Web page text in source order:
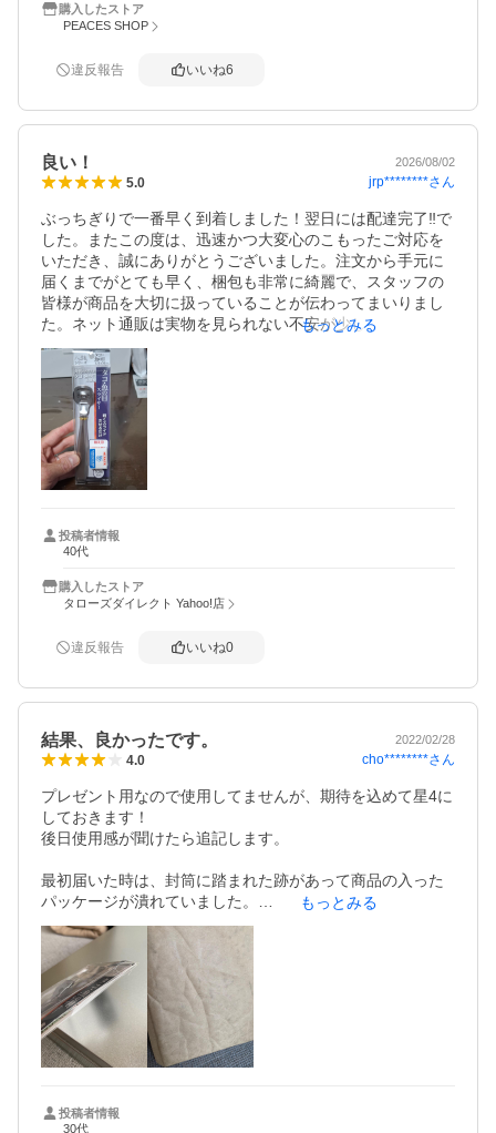
購入したストア
PEACES SHOP
違反報告 いいね6
良い！ 2026/08/02
5.0 jrp********さん
ぶっちぎりで一番早く到着しました！翌日には配達完了‼️で
した。またこの度は、迅速かつ大変心のこもったご対応を
いただき、誠にありがとうございました。注文から手元に
届くまでがとても早く、梱包も非常に綺麗で、スタッフの
皆様が商品を大切に扱っていることが伝わってまいりまし
た。ネット通販は実物を見られない不安が少しあります
が、届いた商品は想像以上に素敵で、こちらのお店を選ん
で大正解だったと感じております。素晴らしいお買い物体
験をありがとうございました。また機会がありましたら、
よろしくお願いいたします。
もっとみる
投稿者情報
40代
購入したストア
タローズダイレクト Yahoo!店
違反報告 いいね0
結果、良かったです。 2022/02/28
4.0 cho********さん
プレゼント用なので使用してませんが、期待を込めて星4に
しておきます！
後日使用感が聞けたら追記します。
最初届いた時は、封筒に踏まれた跡があって商品の入った
パッケージが潰れていました。
自分用なら気になりませんでしたがプレゼント用という事
で交換を頼んだ所、即日対応して頂き翌日には新しい商品
と交換して頂けました。ショップさんの迅速で丁寧な対応
はとても良かったです。
もっとみる
投稿者情報
30代